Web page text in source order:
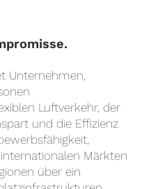
Unternehmen,
Luftverkehr, der
und die Effizienz
Märkten
über ein